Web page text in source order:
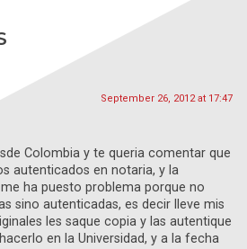
September 26, 2012 at 17:47
Colombia y te queria comentar que
autenticados en notaria, y la
ha puesto problema porque no
sino autenticadas, es decir lleve mis
les saque copia y las autentique
en la Universidad, y a la fecha